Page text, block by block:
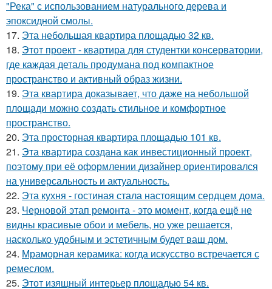
"Река" с использованием натурального дерева и
эпоксидной смолы.
17. Эта небольшая квартира площадью 32 кв.
18. Этот проект - квартира для студентки консерватории,
где каждая деталь продумана под компактное
пространство и активный образ жизни.
19. Эта квартира доказывает, что даже на небольшой
площади можно создать стильное и комфортное
пространство.
20. Эта просторная квартира площадью 101 кв.
21. Эта квартира создана как инвестиционный проект,
поэтому при её оформлении дизайнер ориентировался
на универсальность и актуальность.
22. Эта кухня - гостиная стала настоящим сердцем дома.
23. Черновой этап ремонта - это момент, когда ещё не
видны красивые обои и мебель, но уже решается,
насколько удобным и эстетичным будет ваш дом.
24. Мраморная керамика: когда искусство встречается с
ремеслом.
25. Этот изящный интерьер площадью 54 кв.